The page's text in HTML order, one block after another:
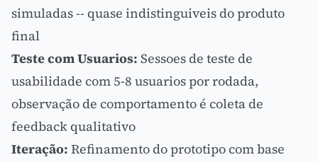
simuladas -- quase indistinguiveis do produto
final
Teste com Usuarios: Sessoes de teste de
usabilidade com 5-8 usuarios por rodada,
observação de comportamento é coleta de
feedback qualitativo
Iteração: Refinamento do prototipo com base